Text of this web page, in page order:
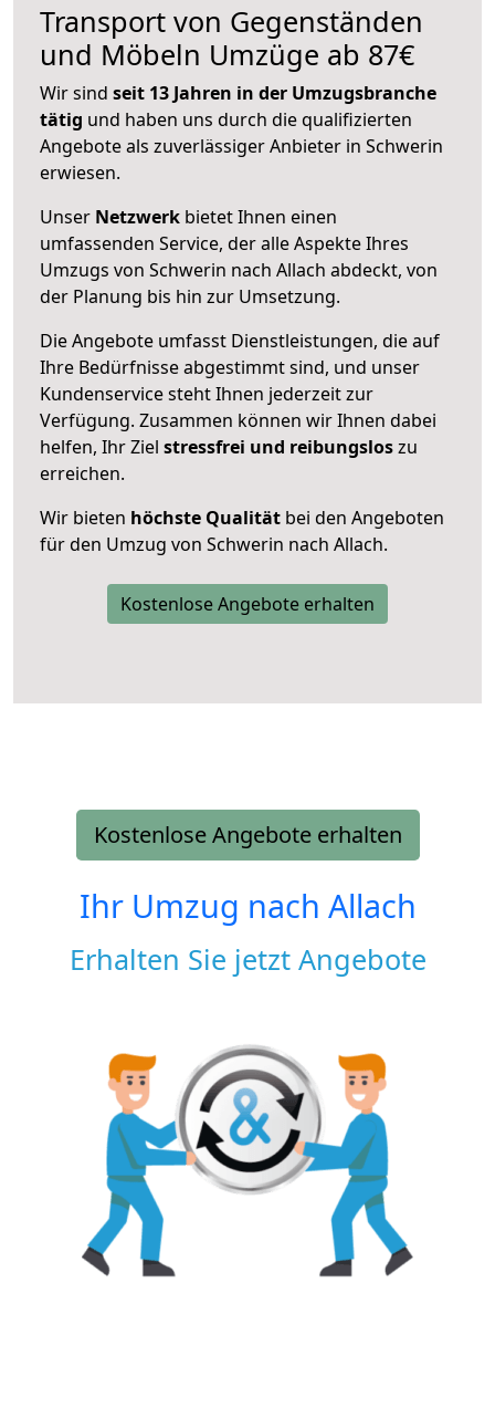
Transport von Gegenständen
und Möbeln Umzüge ab 87€
Wir sind seit 13 Jahren in der Umzugsbranche
tätig und haben uns durch die qualifizierten
Angebote als zuverlässiger Anbieter in Schwerin
erwiesen.
Unser Netzwerk bietet Ihnen einen
umfassenden Service, der alle Aspekte Ihres
Umzugs von Schwerin nach Allach abdeckt, von
der Planung bis hin zur Umsetzung.
Die Angebote umfasst Dienstleistungen, die auf
Ihre Bedürfnisse abgestimmt sind, und unser
Kundenservice steht Ihnen jederzeit zur
Verfügung. Zusammen können wir Ihnen dabei
helfen, Ihr Ziel stressfrei und reibungsloszu
erreichen.
Wir bieten höchste Qualität bei den Angeboten
für den Umzug von Schwerin nach Allach.
Kostenlose Angebote erhalten
Kostenlose Angebote erhalten
Ihr Umzug nach Allach
Erhalten Sie jetzt Angebote